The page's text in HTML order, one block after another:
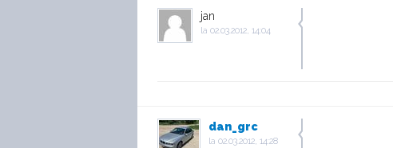
jan
la 02.03.2012, 14:04
dan_grc
la 02.03.2012, 14:28